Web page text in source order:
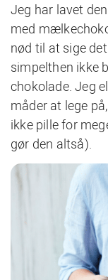
Jeg har lavet
med
nød til at sige
simpelthen ikke
chokolade. Jeg
måder at lege
ikke pille for
gør den altså).